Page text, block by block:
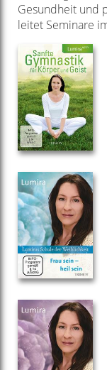
Gesundheit und
leitet Seminare